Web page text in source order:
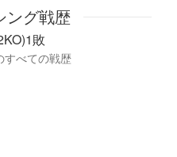
ング戦歴
敗
すべての戦歴